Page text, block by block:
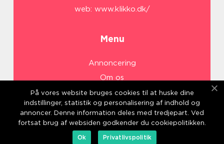
web: www.klikko.dk/
Menu
Annoncering
Om os
Cookies
Kontakt os
Sitemap
På vores website bruges cookies til at huske dine
indstillinger, statistik og personalisering af indhold og
annoncer. Denne information deles med tredjepart. Ved
fortsat brug af websiden godkender du cookiepolitikken.
Ok
Privatlivspolitik